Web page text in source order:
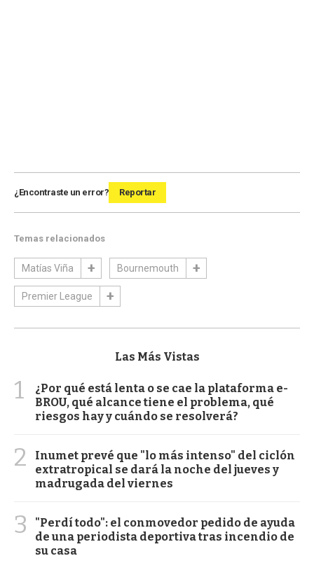
¿Encontraste un error? Reportar
Temas relacionados
Matías Viña Bournemouth
Premier League
Las Más Vistas
1
¿Por qué está lenta o se cae la plataforma e-
BROU, qué alcance tiene el problema, qué
riesgos hay y cuándo se resolverá?
2
Inumet prevé que "lo más intenso" del ciclón
extratropical se dará la noche del jueves y
madrugada del viernes
3
"Perdí todo": el conmovedor pedido de ayuda
de una periodista deportiva tras incendio de
su casa